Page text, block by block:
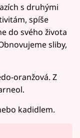
s druhými
spíše
do svého života
sliby,
oranžová. Z
kadidlem.